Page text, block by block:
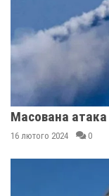
Масована
16 лютого 2024 0